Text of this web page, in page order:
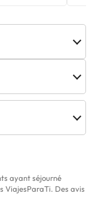
ayant séjourné
ViajesParaTi. Des avis